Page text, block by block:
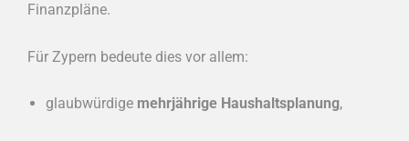
Finanzpläne.
Für Zypern bedeute dies vor allem:
glaubwürdige mehrjährige Haushaltsplanung,